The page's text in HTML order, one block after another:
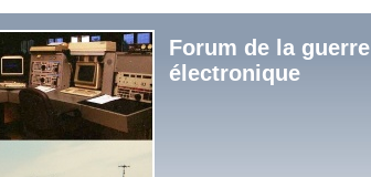
Forum de la guerre
électronique